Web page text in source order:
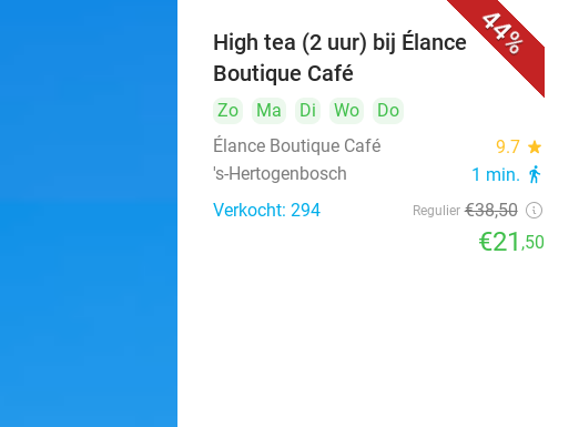
44%
High tea (2 uur) bij Élance
Boutique Café
Zo Ma Di Wo
Do
Élance Boutique Café
9.7 star
's-Hertogenbosch 1 min. directions_walk
Verkocht: 294 Regulier €38,50
€21 ,50